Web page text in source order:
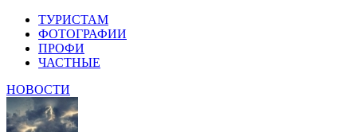
ТУРИСТАМ
ФОТОГРАФИИ
ПРОФИ
ЧАСТНЫЕ
НОВОСТИ